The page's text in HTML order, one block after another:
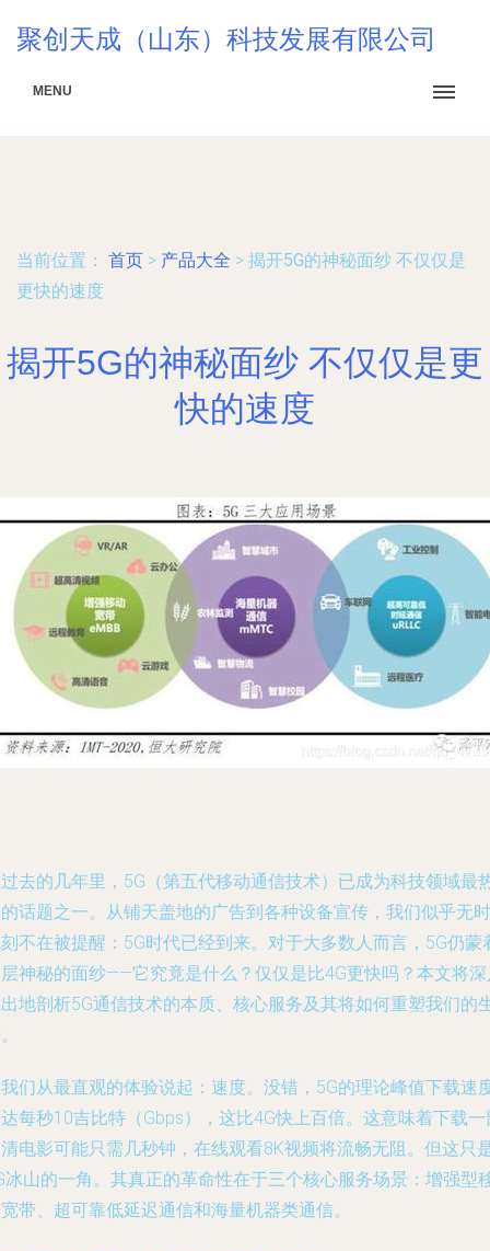
聚创天成（山东）科技发展有限公司
MENU
当前位置： 首页 > 产品大全 > 揭开5G的神秘面纱 不仅仅是
更快的速度
揭开5G的神秘面纱 不仅仅是更
快的速度
去的几年里，5G（第五代移动通信技术）已成为科技领域最
话题之一。从铺天盖地的广告到各种设备宣传，我们似乎无时
不在被提醒：5G时代已经到来。对于大多数人而言，5G仍蒙
神秘的面纱——它究竟是什么？仅仅是比4G更快吗？本文将
地剖析5G通信技术的本质、核心服务及其将如何重塑我们的
们从最直观的体验说起：速度。没错，5G的理论峰值下载速
每秒10吉比特（Gbps），这比4G快上百倍。这意味着下载一
电影可能只需几秒钟，在线观看8K视频将流畅无阻。但这只
冰山的一角。其真正的革命性在于三个核心服务场景：增强型
带、超可靠低延迟通信和海量机器类通信。